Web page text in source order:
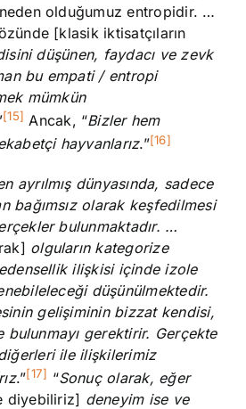
olduğumuz entropidir. …
[klasik iktisatçıların
düşünen, faydacı ve zevk
bu empati / entropi
mümkün
[15] Ancak, “Bizler hem
hayvanlarız.”[16]
ayrılmış dünyasında, sadece
bağımsız olarak keşfedilmesi
bulunmaktadır. …
olguların kategorize
ilişkisi içinde izole
düşünülmektedir.
gelişiminin bizzat kendisi,
gerektirir. Gerçekte
ile ilişkilerimiz
.”[17] “Sonuç olarak, eğer
diyebiliriz] deneyim ise ve